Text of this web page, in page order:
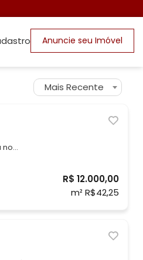
Anuncie seu Imóvel
Mais Recente
no
R$ 12.000,00
m² R$42,25